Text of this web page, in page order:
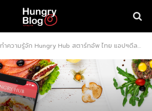
ทำความรู้จัก Hungry Hub สตาร์ทอัพ ไทย แอปฯดีลร้านอาหารสุดคุ้มกับแนวคิดที่ไม่มีใครเหมือน